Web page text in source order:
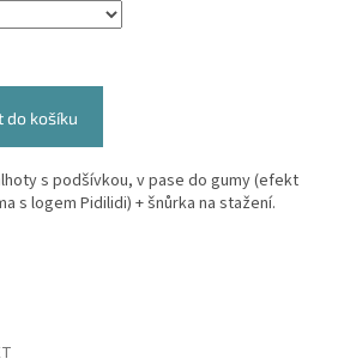
do košíku
s podšívkou, v pase do gumy (efekt
s logem Pidilidi) + šnůrka na stažení.